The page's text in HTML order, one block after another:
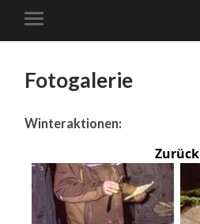
Fotogalerie
Winteraktionen:
Zurück